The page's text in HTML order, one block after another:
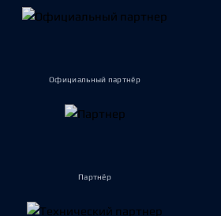
Официальный партнёр
Партнёр